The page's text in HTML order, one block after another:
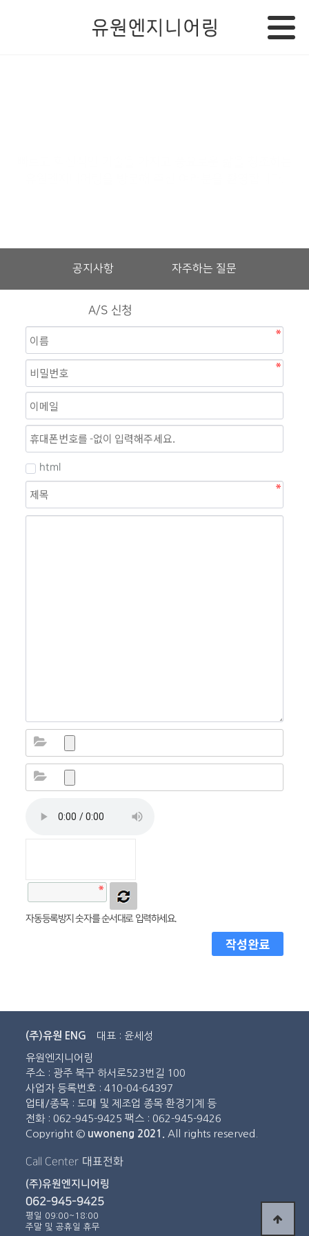
공지사항 자주하는 질문
A/S 신청
html
자동등록방지 숫자를 순서대로 입력하세요.
작성완료
(주)유원 ENG 대표 : 윤세성
유원엔지니어링
주소 : 광주 북구 하서로523번길 100
사업자 등록번호 : 410-04-64397
업태/종목 : 도매 및 제조업 종목 환경기계 등
전화 : 062-945-9425 팩스 : 062-945-9426
Copyright © uwoneng 2021. All rights reserved.
Call Center 대표전화
(주)유원엔지니어링
062-945-9425
평일 09:00~18:00
주말 및 공휴일 휴무